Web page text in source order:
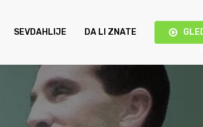
SEVDAHLIJE DA LI ZNATE